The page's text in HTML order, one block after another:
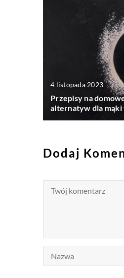
4 listopada 2023
Przepisy na
alternatyw dla
Dodaj